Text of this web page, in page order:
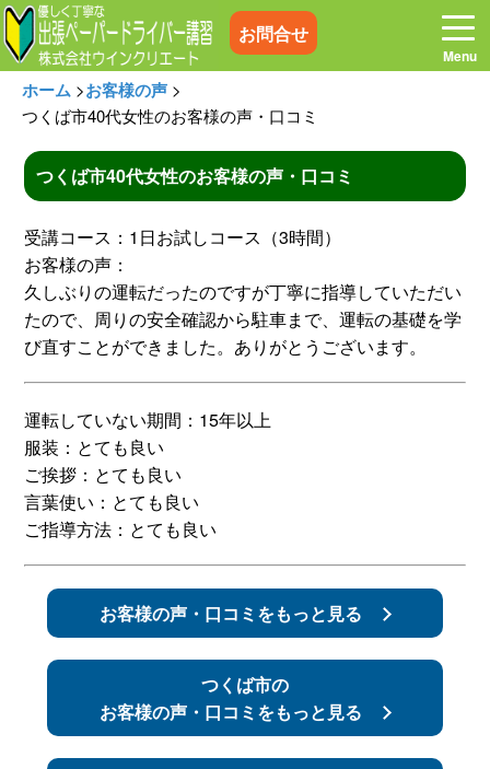
お問合せ
ホーム お電話はこちら
プログラム
お客様の声 コラム&トピックス
出張地域
スタッフ紹介
簡易補助ブレーキと
は
キャンペーン
ホーム >お客様の声 >
つくば市40代女性のお客様の声・口コミ
つくば市40代女性のお客様の声・口コミ
受講コース：1日お試しコース（3時間）
お客様の声：
久しぶりの運転だったのですが丁寧に指導していただい
たので、周りの安全確認から駐車まで、運転の基礎を学
び直すことができました。ありがとうございます。
運転していない期間：15年以上
服装：とても良い
ご挨拶：とても良い
言葉使い：とても良い
ご指導方法：とても良い
お客様の声・口コミをもっと見る
つくば市の
お客様の声・口コミをもっと見る